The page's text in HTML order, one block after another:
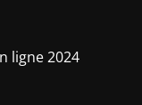
ligne 2024